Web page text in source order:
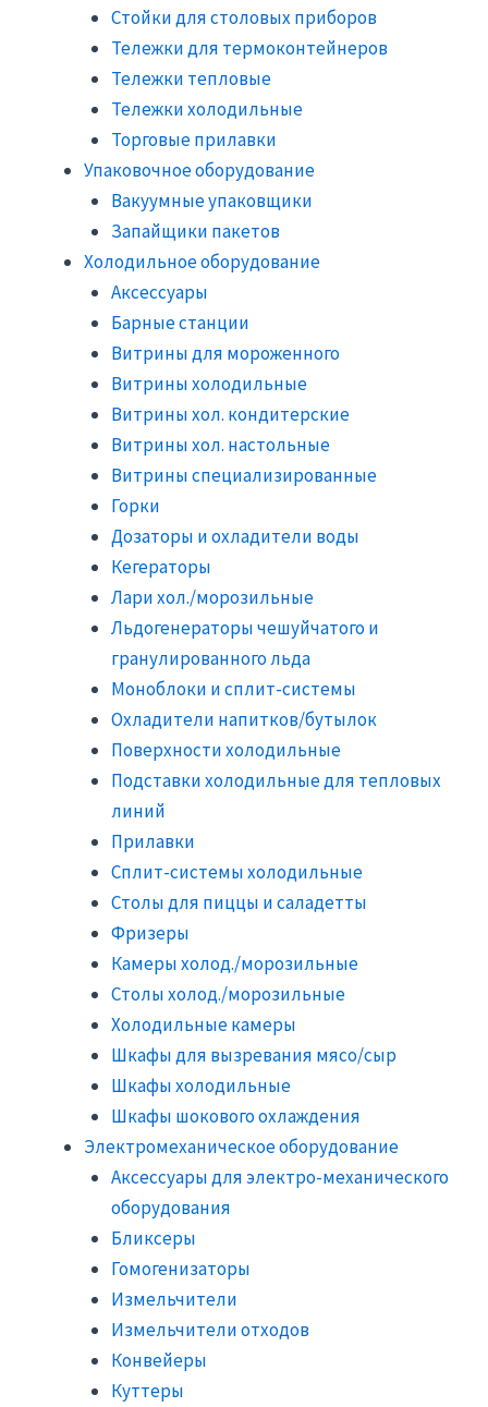
Стойки для столовых приборов
Тележки для термоконтейнеров
Тележки тепловые
Тележки холодильные
Торговые прилавки
Упаковочное оборудование
Вакуумные упаковщики
Запайщики пакетов
Холодильное оборудование
Аксессуары
Барные станции
Витрины для мороженного
Витрины холодильные
Витрины хол. кондитерские
Витрины хол. настольные
Витрины специализированные
Горки
Дозаторы и охладители воды
Кегераторы
Лари хол./морозильные
Льдогенераторы чешуйчатого и
гранулированного льда
Моноблоки и сплит-системы
Охладители напитков/бутылок
Поверхности холодильные
Подставки холодильные для тепловых
линий
Прилавки
Сплит-системы холодильные
Столы для пиццы и саладетты
Фризеры
Камеры холод./морозильные
Столы холод./морозильные
Холодильные камеры
Шкафы для вызревания мясо/сыр
Шкафы холодильные
Шкафы шокового охлаждения
Электромеханическое оборудование
Аксессуары для электро-механического
оборудования
Бликсеры
Гомогенизаторы
Измельчители
Измельчители отходов
Конвейеры
Куттеры